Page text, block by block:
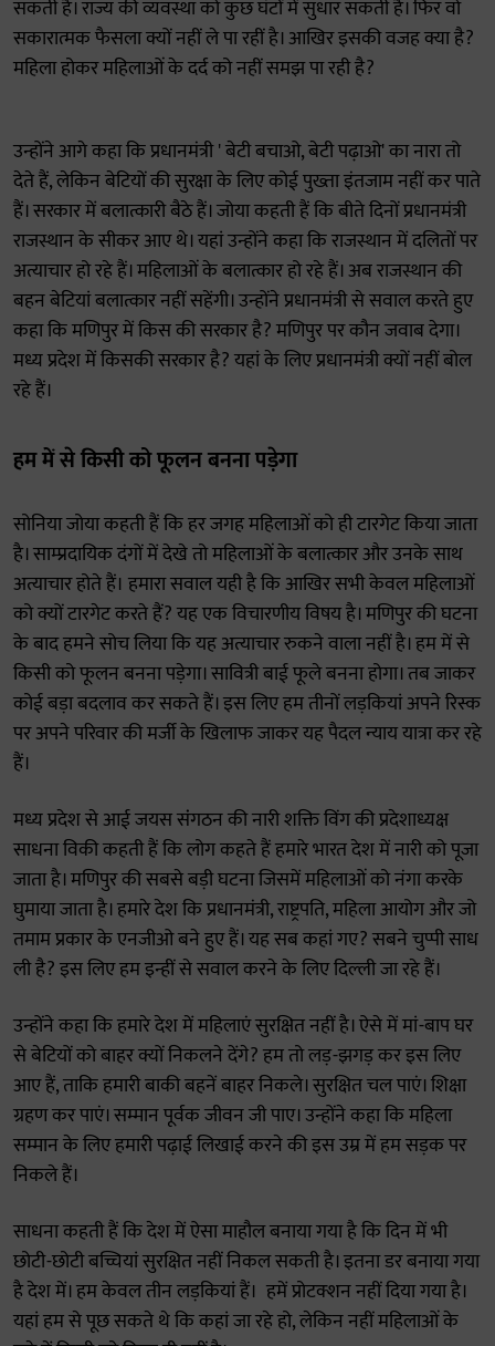
सकती है। राज्य की व्यवस्था को कुछ घंटों में सुधार सकती है। फिर वो
सकारात्मक फैसला क्यों नहीं ले पा रहीं है। आखिर इसकी वजह क्या है?
महिला होकर महिलाओं के दर्द को नहीं समझ पा रही है?
उन्होंने आगे कहा कि प्रधानमंत्री ' बेटी बचाओ, बेटी पढ़ाओ' का नारा तो
देते हैं, लेकिन बेटियों की सुरक्षा के लिए कोई पुख्ता इंतजाम नहीं कर पाते
हैं। सरकार में बलात्कारी बैठे हैं। जोया कहती हैं कि बीते दिनों प्रधानमंत्री
राजस्थान के सीकर आए थे। यहां उन्होंने कहा कि राजस्थान में दलितों पर
अत्याचार हो रहे हैं। महिलाओं के बलात्कार हो रहे हैं। अब राजस्थान की
बहन बेटियां बलात्कार नहीं सहेंगी। उन्होंने प्रधानमंत्री से सवाल करते हुए
कहा कि मणिपुर में किस की सरकार है? मणिपुर पर कौन जवाब देगा।
मध्य प्रदेश में किसकी सरकार है? यहां के लिए प्रधानमंत्री क्यों नहीं बोल
रहे हैं।
हम में से किसी को फूलन बनना पड़ेगा
सोनिया जोया कहती हैं कि हर जगह महिलाओं को ही टारगेट किया जाता
है। साम्प्रदायिक दंगों में देखे तो महिलाओं के बलात्कार और उनके साथ
अत्याचार होते हैं। हमारा सवाल यही है कि आखिर सभी केवल महिलाओं
को क्यों टारगेट करते हैं? यह एक विचारणीय विषय है। मणिपुर की घटना
के बाद हमने सोच लिया कि यह अत्याचार रुकने वाला नहीं है। हम में से
किसी को फूलन बनना पड़ेगा। सावित्री बाई फूले बनना होगा। तब जाकर
कोई बड़ा बदलाव कर सकते हैं। इस लिए हम तीनों लड़कियां अपने रिस्क
पर अपने परिवार की मर्जी के खिलाफ जाकर यह पैदल न्याय यात्रा कर रहे
हैं।
मध्य प्रदेश से आई जयस संंगठन की नारी शक्ति विंग की प्रदेशाध्यक्ष
साधना विकी कहती हैं कि लोग कहते हैं हमारे भारत देश में नारी को पूजा
जाता है। मणिपुर की सबसे बड़ी घटना जिसमें महिलाओं को नंगा करके
घुमाया जाता है। हमारे देश कि प्रधानमंत्री, राष्ट्रपति, महिला आयोग और जो
तमाम प्रकार के एनजीओ बने हुए हैं। यह सब कहां गए? सबने चुप्पी साध
ली है? इस लिए हम इन्हीं से सवाल करने के लिए दिल्ली जा रहे हैं।
उन्होंने कहा कि हमारे देश में महिलाएं सुरक्षित नहीं है। ऐसे में मां-बाप घर
से बेटियों को बाहर क्यों निकलने देंगे? हम तो लड़-झगड़ कर इस लिए
आए हैं, ताकि हमारी बाकी बहनें बाहर निकले। सुरक्षित चल पाएं। शिक्षा
ग्रहण कर पाएं। सम्मान पूर्वक जीवन जी पाए। उन्होंने कहा कि महिला
सम्मान के लिए हमारी पढ़ाई लिखाई करने की इस उम्र में हम सड़क पर
निकले हैं।
साधना कहती हैं कि देश में ऐसा माहौल बनाया गया है कि दिन में भी
छोटी-छोटी बच्चियां सुरक्षित नहीं निकल सकती है। इतना डर बनाया गया
है देश में। हम केवल तीन लड़कियां हैं। हमें प्रोटक्शन नहीं दिया गया है।
यहां हम से पूछ सकते थे कि कहां जा रहे हो, लेकिन नहीं महिलाओं के